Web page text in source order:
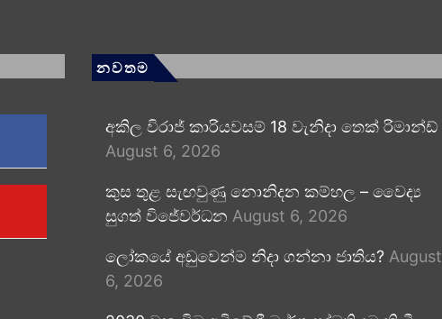
නවතම
අකිල විරාජ් කාරියවසම් 18 වැනිදා තෙක් රිමාන්ඩ්
August 6, 2026
කුස තුළ සැඟවුණු නොනිදන කම්හල – වෛද්‍ය
සුගත් විජේවර්ධන August 6, 2026
ලෝකයේ අඩුවෙන්ම නිදා ගන්නා ජාතිය? August
6, 2026